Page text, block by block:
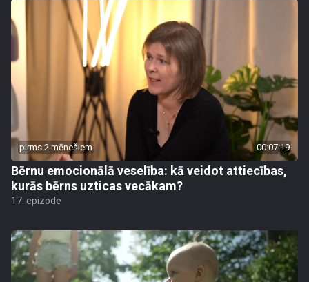
pirms 2 mēnešiem 00:07:19
Bērnu emocionālā veselība: kā veidot attiecības,
kurās bērns uzticas vecākam?
17. epizode